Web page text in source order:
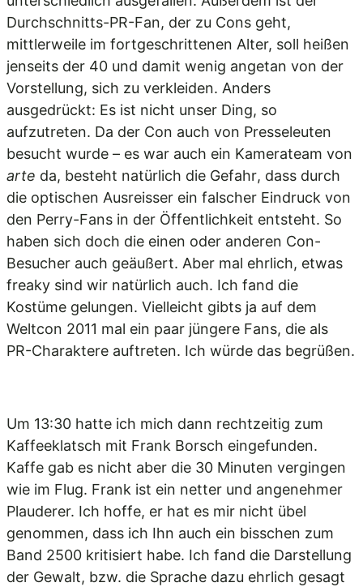
Durchschnitts-PR-Fan, der zu Cons geht,
mittlerweile im fortgeschrittenen Alter, soll heißen
jenseits der 40 und damit wenig angetan von der
Vorstellung, sich zu verkleiden. Anders
ausgedrückt: Es ist nicht unser Ding, so
aufzutreten. Da der Con auch von Presseleuten
besucht wurde – es war auch ein Kamerateam von
arte da, besteht natürlich die Gefahr, dass durch
die optischen Ausreisser ein falscher Eindruck von
den Perry-Fans in der Öffentlichkeit entsteht. So
haben sich doch die einen oder anderen Con-
Besucher auch geäußert. Aber mal ehrlich, etwas
freaky sind wir natürlich auch. Ich fand die
Kostüme gelungen. Vielleicht gibts ja auf dem
Weltcon 2011 mal ein paar jüngere Fans, die als
PR-Charaktere auftreten. Ich würde das begrüßen.
Um 13:30 hatte ich mich dann rechtzeitig zum
Kaffeeklatsch mit Frank Borsch eingefunden.
Kaffe gab es nicht aber die 30 Minuten vergingen
wie im Flug. Frank ist ein netter und angenehmer
Plauderer. Ich hoffe, er hat es mir nicht übel
genommen, dass ich Ihn auch ein bisschen zum
Band 2500 kritisiert habe. Ich fand die Darstellung
der Gewalt, bzw. die Sprache dazu ehrlich gesagt